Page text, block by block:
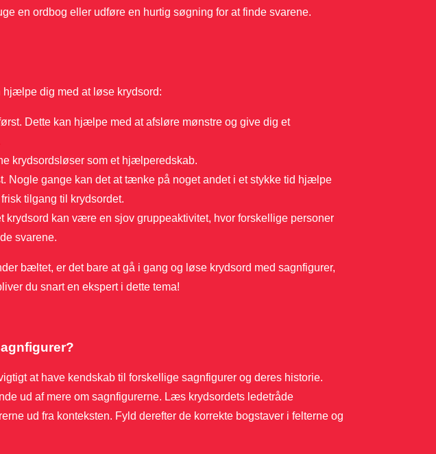
en ordbog eller udføre en hurtig søgning for at finde svarene.
hjælpe dig med at løse krydsord:
Dette kan hjælpe med at afsløre mønstre og give dig et
krydsordsløser som et hjælperedskab.
Nogle gange kan det at tænke på noget andet i et stykke tid hjælpe
tilgang til krydsordet.
krydsord kan være en sjov gruppeaktivitet, hvor forskellige personer
svarene.
bæltet, er det bare at gå i gang og løse krydsord med sagnfigurer,
du snart en ekspert i dette tema!
at have kendskab til forskellige sagnfigurer og deres historie.
ud af mere om sagnfigurerne. Læs krydsordets ledetråde
ud fra konteksten. Fyld derefter de korrekte bogstaver i felterne og